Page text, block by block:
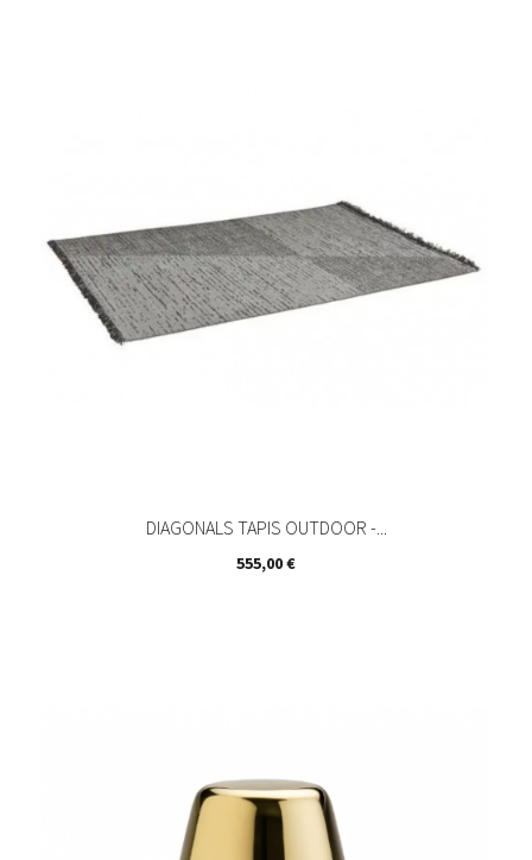
DIAGONALS TAPIS OUTDOOR -...
Prix
555,00 €